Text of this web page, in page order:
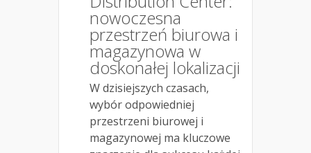
nowoczesna
przestrzeń biurowa i
magazynowa w
doskonałej lokalizacji
W dzisiejszych czasach,
wybór odpowiedniej
przestrzeni biurowej i
magazynowej ma kluczowe